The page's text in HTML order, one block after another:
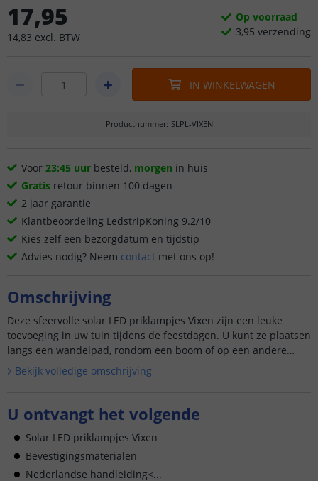
17,95
14,83 excl. BTW
Op voorraad
3,95 verzending
IN WINKELWAGEN
Productnummer: SLPL-VIXEN
Voor 23:45 uur besteld, morgen in huis
Gratis retour binnen 100 dagen
2 jaar garantie
Klantbeoordeling LedstripKoning 9.2/10
Kies zelf een bezorgdatum en tijdstip
Advies nodig? Neem contact met ons op!
Omschrijving
Deze sfeervolle solar LED priklampjes Vixen zijn een leuke
toevoeging in uw tuin tijdens de feestdagen. U kunt ze plaatsen
langs een wandelpad, rondom een boom of op een andere
wil...
Bekijk volledige omschrijving
U ontvangt het volgende
Solar LED priklampjes Vixen
Bevestigingsmaterialen
Nederlandse handleiding<...